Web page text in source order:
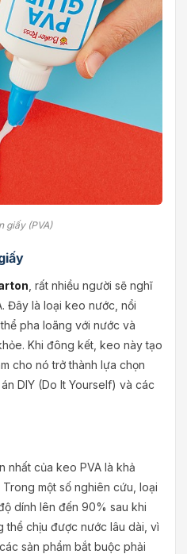
giấy (PVA)
, rất nhiều người sẽ nghĩ
Đây là loại keo nước, nổi
pha loãng với nước và
Khi đông kết, keo này tạo
cho nó trở thành lựa chọn
DIY (Do It Yourself) và các
nhất của keo PVA là khả
một số nghiên cứu, loại
dính lên đến 90% sau khi
thể chịu được nước lâu dài, vì
sản phẩm bắt buộc phải